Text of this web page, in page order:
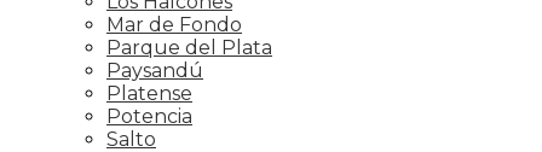
Mar de Fondo
Parque del Plata
Paysandú
Platense
Potencia
Salto